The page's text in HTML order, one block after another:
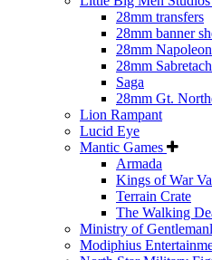
28mm transfers
28mm banner
28mm
28mm
Saga
28mm Gt.
Lion Rampant
Lucid Eye
Mantic Games
Armada
Kings of War
Terrain Crate
The Walking
Ministry of
Modiphius